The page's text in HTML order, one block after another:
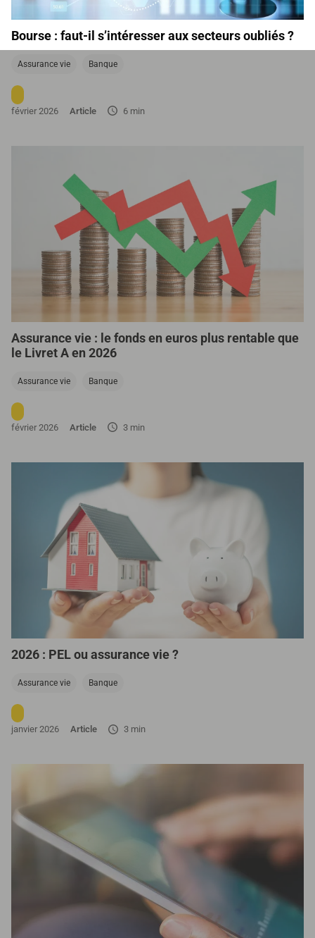
Bourse : faut-il s’intéresser aux secteurs oubliés ?
Assurance vie Banque
février 2026 Article 6 min
Assurance vie : le fonds en euros plus rentable que
le Livret A en 2026
Assurance vie Banque
février 2026 Article 3 min
2026 : PEL ou assurance vie ?
Assurance vie Banque
janvier 2026 Article 3 min